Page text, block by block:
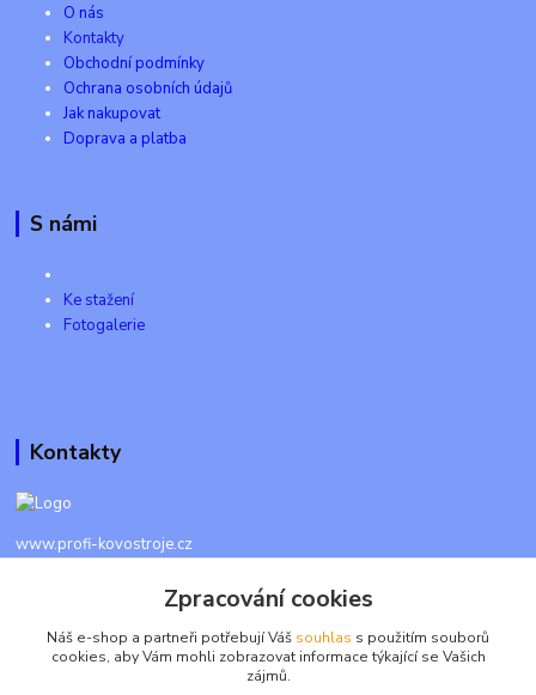
O nás
Kontakty
Obchodní podmínky
Ochrana osobních údajů
Jak nakupovat
Doprava a platba
S námi
Ke stažení
Fotogalerie
Kontakty
www.profi-kovostroje.cz
+420 605 017 866
Každý den 8 - 20 hod - SMS kdykoliv
Zpracování cookies
Náš e-shop a partneři potřebují Váš souhlas s použitím souborů
cookies, aby Vám mohli zobrazovat informace týkající se Vašich
zájmů.